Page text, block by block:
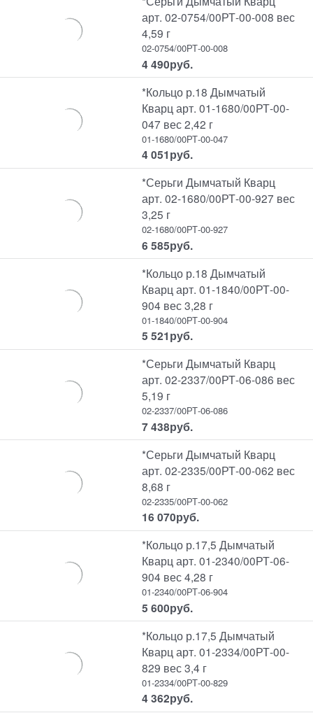
арт. 02-0754/00РТ-00-008 вес
4,59 г
02-0754/00РТ-00-008
4 490руб.
*Кольцо р.18 Дымчатый
Кварц арт. 01-1680/00РТ-00-
047 вес 2,42 г
01-1680/00РТ-00-047
4 051руб.
*Серьги Дымчатый Кварц
арт. 02-1680/00РТ-00-927 вес
3,25 г
02-1680/00РТ-00-927
6 585руб.
*Кольцо р.18 Дымчатый
Кварц арт. 01-1840/00РТ-00-
904 вес 3,28 г
01-1840/00РТ-00-904
5 521руб.
*Серьги Дымчатый Кварц
арт. 02-2337/00РТ-06-086 вес
5,19 г
02-2337/00РТ-06-086
7 438руб.
*Серьги Дымчатый Кварц
арт. 02-2335/00РТ-00-062 вес
8,68 г
02-2335/00РТ-00-062
16 070руб.
*Кольцо р.17,5 Дымчатый
Кварц арт. 01-2340/00РТ-06-
904 вес 4,28 г
01-2340/00РТ-06-904
5 600руб.
*Кольцо р.17,5 Дымчатый
Кварц арт. 01-2334/00РТ-00-
829 вес 3,4 г
01-2334/00РТ-00-829
4 362руб.